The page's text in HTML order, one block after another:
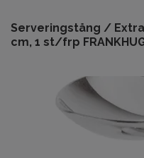
Serveringstång /
cm, 1 st/frp